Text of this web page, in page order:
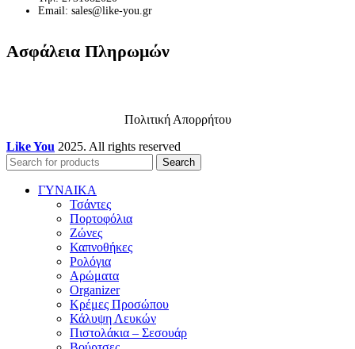
Email: sales@like-you.gr
Ασφάλεια Πληρωμών
Πολιτική Απορρήτου
Like You 2025. All rights reserved
Search
ΓΥΝΑΙΚΑ
Τσάντες
Πορτοφόλια
Ζώνες
Καπνοθήκες
Ρολόγια
Αρώματα
Organizer
Κρέμες Προσώπου
Κάλυψη Λευκών
Πιστολάκια – Σεσουάρ